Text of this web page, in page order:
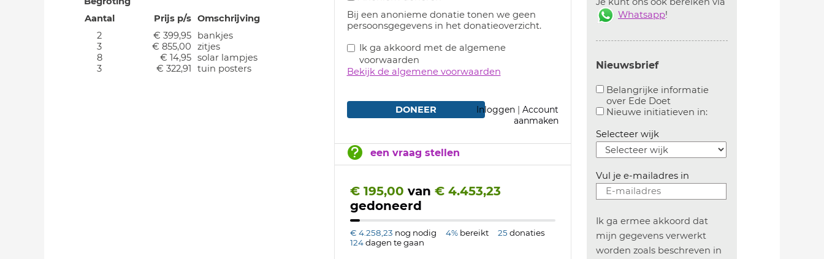
Bij een anonieme donatie tonen we geen
persoonsgegevens in het donatieoverzicht.
Ik ga akkoord met de algemene
voorwaarden
Bekijk de algemene voorwaarden
DONEER Inloggen
Account
aanmaken
een vraag stellen
€ 195,00 van € 4.453,23
gedoneerd
€ 4.258,23 nog nodig 4% bereikt 25 donaties
124dagen te gaan
Aantal
Prijs p/s Omschrijving
2
€ 399,95
bankjes
3
€ 855,00
zitjes
8
€ 14,95 solar lampjes
3
€ 322,91 tuin posters
Whatsapp!
Nieuwsbrief
Belangrijke informatie
over Ede Doet
Aanvinken om belangrijke informatie over
Nieuwe initiatieven in:Aanvinken om
Selecteer wijk
Vul je e-mailadres in
Ik ga ermee akkoord dat
mijn gegevens verwerkt
worden zoals beschreven in